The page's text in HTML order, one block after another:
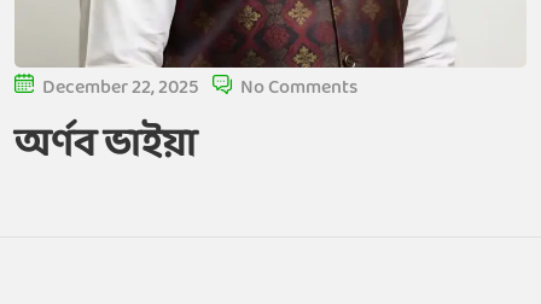
December 22, 2025 No Comments
অর্ণব ভাইয়া